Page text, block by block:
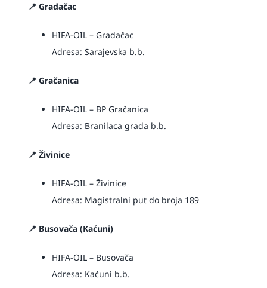
📍 Gradačac
HIFA-OIL – Gradačac
Adresa: Sarajevska b.b.
📍 Gračanica
HIFA-OIL – BP Gračanica
Adresa: Branilaca grada b.b.
📍 Živinice
HIFA-OIL – Živinice
Adresa: Magistralni put do broja 189
📍 Busovača (Kaćuni)
HIFA-OIL – Busovača
Adresa: Kaćuni b.b.